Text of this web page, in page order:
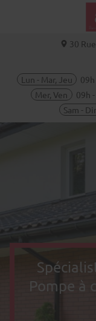
30
Lun - Mar, Jeu
Mer, Ven
09h
Sam -
Pompe à